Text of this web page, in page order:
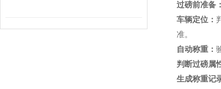
过磅前准备
车辆定位：
准。
自动称重：
判断过磅属
生成称重记